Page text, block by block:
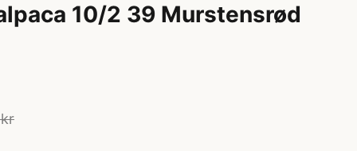
10/2 39 Murstensrød